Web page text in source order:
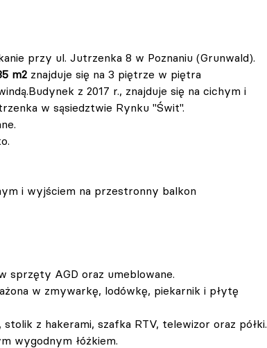
przy ul. Jutrzenka 8 w Poznaniu (Grunwald).
m2 znajduje się na 3 piętrze w piętra
z 2017 r., znajduje się na cichym i
w sąsiedztwie Rynku "Świt".
i wyjściem na przestronny balkon
sprzęty AGD oraz umeblowane.
w zmywarkę, lodówkę, piekarnik i płytę
stolik z hakerami, szafka RTV, telewizor oraz półki.
wygodnym łóżkiem.